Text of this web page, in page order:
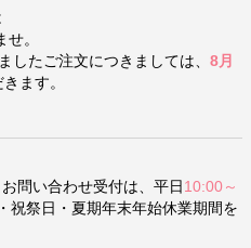
。
したご注文につきましては、 8月
ます。
問い合わせ受付は、平日 10:00～
祝祭日・夏期年末年始休業期間を